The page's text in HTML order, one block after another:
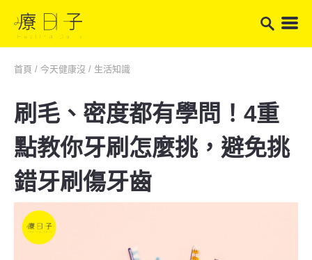
首頁 / 今天健康沒 / 生活知識
刷毛、密度都有學問！4重
點教你牙刷怎麼挑，避免挑
錯牙刷傷牙齒